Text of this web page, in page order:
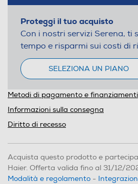
Proteggi il tuo acquisto
Con i nostri servizi Serena, ti
tempo e risparmi sui costi di
SELEZIONA UN PIANO
Metodi di pagamento e finanziamenti
Informazioni sulla consegna
Diritto di recesso
Acquista questo prodotto e
Haier. Offerta valida fino al 31/12/
Modalità e regolamento -